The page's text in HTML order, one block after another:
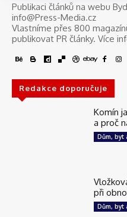
Publikaci článků na webu
info@Press-Media.cz
Vlastníme přes 800
publikovat PR články. Více
Redakce doporučuje
Komín
a proč
Dům, byt
při
Dům, byt